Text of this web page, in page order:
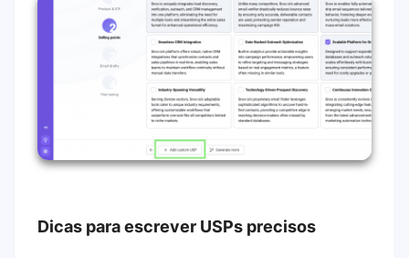
Dicas para escrever USPs precisos